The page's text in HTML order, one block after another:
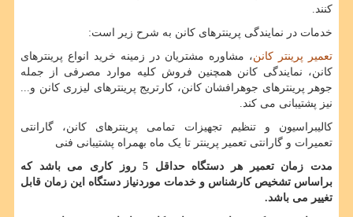
کنند.
خدمات در نمایندگی پرینترهای کانن به شرح زیر است:
تعمیر پرینتر کانن، مشاوره مشتریان در زمینه خرید انواع پرینترهای
کانن، نمایندگی کانن همچنین فروش کلیه موارد مصرفی از جمله
جوهر پرینترهای جوهرافشان کانن، کارتریج پرینترهای لیزری کانن و...
نیز پشتیبانی می کند.
کالیبراسیون و تنظیم تجهیزات تمامی پرینترهای کانن، گارانتی
تعمیرات و گارانتی تعمیر پرینتر تا یک ماه بهمراه پشتیبانی فنی
مدت زمان تعمیر هر دستگاه حداقل 5 روز کاری می باشد که
براساس تشخیص کارشناس و خدمات موردنیاز دستگاه این زمان قابل
تغییر می باشد.